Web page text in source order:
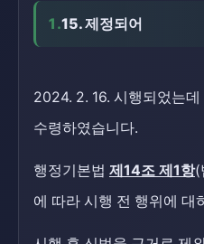
1.15. 제정되어
2024. 2. 16. 시행되었는
수령하였습니다.
행정기본법 제14조 제1항(
에 따라 시행 전 행위에 대